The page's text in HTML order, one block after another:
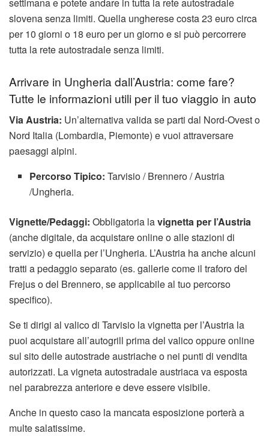
slovena senza limiti. Quella ungherese costa 23 euro circa
per 10 giorni o 18 euro per un giorno e si può percorrere
tutta la rete autostradale senza limiti.
Arrivare in Ungheria dall’Austria: come fare?
Tutte le informazioni utili per il tuo viaggio in auto
Via Austria: Un’alternativa valida se parti dal Nord-Ovest o
Nord Italia (Lombardia, Piemonte) e vuoi attraversare
paesaggi alpini.
Percorso Tipico: Tarvisio / Brennero / Austria
/Ungheria.
Vignette/Pedaggi: Obbligatoria lavignetta per l’Austria
(anche digitale, da acquistare online o alle stazioni di
servizio) e quella per l’Ungheria. L’Austria ha anche alcuni
tratti a pedaggio separato (es. gallerie come il traforo del
Frejus o del Brennero, se applicabile al tuo percorso
specifico).
Se ti dirigi al valico di Tarvisio la vignetta per l’Austria la
puoi acquistare all’autogrill prima del valico oppure online
sul sito delle autostrade austriache o nei punti di vendita
autorizzati. La vigneta autostradale austriaca va esposta
nel parabrezza anteriore e deve essere visibile.
Anche in questo caso la mancata esposizione porterà a
multe salatissime.